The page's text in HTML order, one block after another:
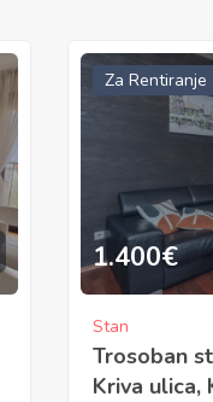
Za Rentiranje
700€
Stan
Dvosoban
Njegoševa